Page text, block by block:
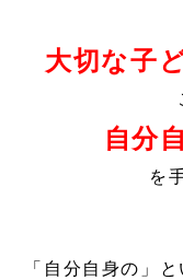
大切な子
自分
を
「自分自身の」